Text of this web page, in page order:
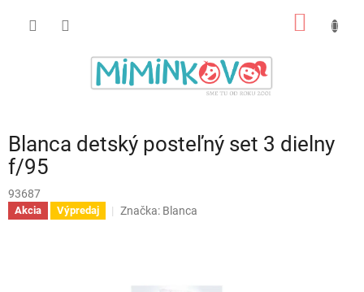
Blanca detský posteľný set 3 dielny
f/95
93687
Akcia Výpredaj Značka: Blanca